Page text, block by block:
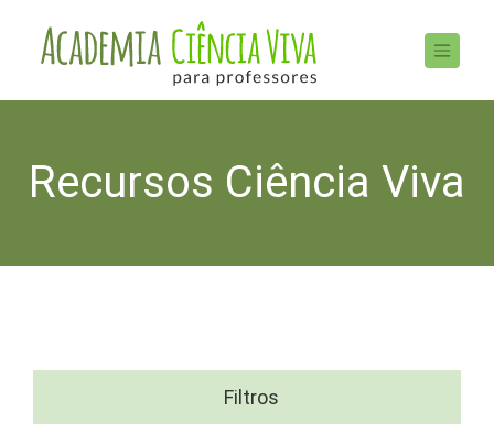
Recursos Ciência Viva
Filtros